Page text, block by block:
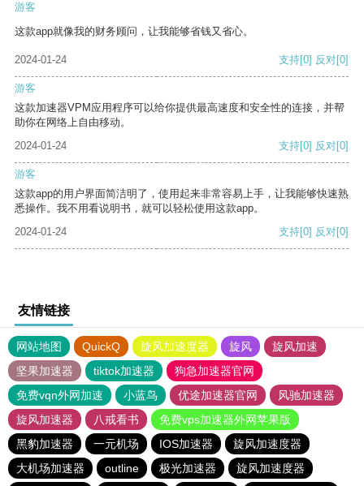
游客
这款app就像我的财务顾问，让我能够省钱又省心。
2024-01-24 支持[0] 反对[0]
游客
这款加速器VPM应用程序可以给你提供最高速度和安全性的连接，并帮
助你在网络上自由移动。
2024-01-24
支持[0] 反对[0]
游客
这款app的用户界面简洁明了，使用起来非常容易上手，让我能够快速熟
悉操作。我不用看说明书，就可以轻松使用这款app。
2024-01-24
支持[0] 反对[0]
友情链接
网站地图 QuickQ 旋风加速度器 旋风
旋风加速
坚果加速器
tiktok加速器
狗急加速器官网
免费vqn外网加速
小蓝鸟 优途加速器官网
风驰加速器
旋风加速器
八戒看书
免费vps加速器外网苹果版
黑豹加速器
一元机场 IOS加速器
旋风加速度器
大机场加速器
outline 极光加速器 旋风加速度器